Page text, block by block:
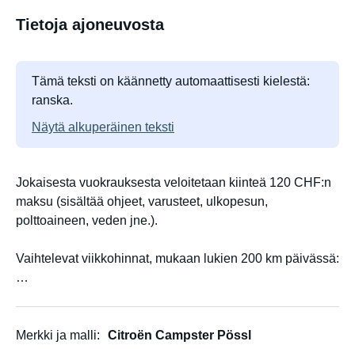
Tietoja ajoneuvosta
Tämä teksti on käännetty automaattisesti kielestä:
ranska.
Näytä alkuperäinen teksti
Jokaisesta vuokrauksesta veloitetaan kiinteä 120 CHF:n
maksu (sisältää ohjeet, varusteet, ulkopesun,
polttoaineen, veden jne.).
Vaihtelevat viikkohinnat, mukaan lukien 200 km päivässä:
13 yötä 2005 CHF
Merkki ja malli
Citroën Campster Pössl